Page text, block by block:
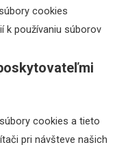
cookies
k používaniu súborov
cookies a tieto
pri návšteve našich